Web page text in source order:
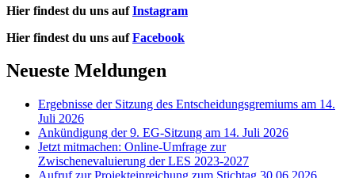
Hier findest du uns aufInstagram
Hier findest du uns aufFacebook
Neueste Meldungen
Ergebnisse der Sitzung des Entscheidungsgremiums am 14.
Juli 2026
Ankündigung der 9. EG-Sitzung am 14. Juli 2026
Jetzt mitmachen: Online-Umfrage zur
Zwischenevaluierung der LES 2023-2027